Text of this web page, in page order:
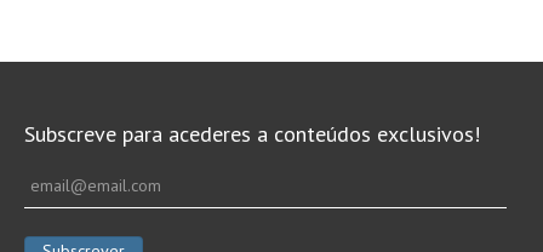
Subscreve para acederes a conteúdos exclusivos!